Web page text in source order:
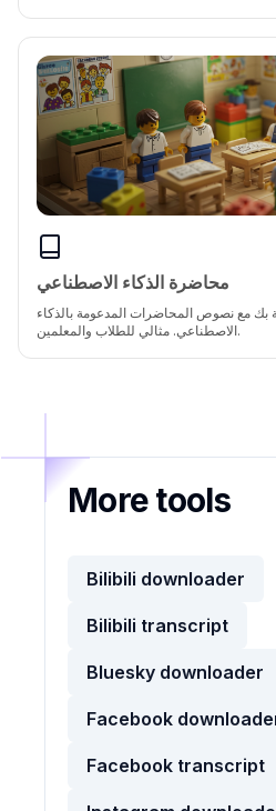
محاضرة الذكاء الاصطناعي
بك مع نصوص المحاضرات المدعومة بالذكاء
الاصطناعي. مثالي للطلاب والمعلمين.
More tools
Bilibili downloader
Bilibili transcript
Bluesky downloader
Facebook
Facebook transcript